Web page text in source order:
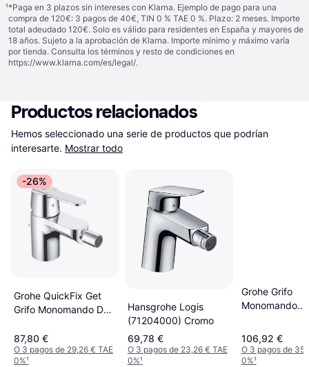
¹*Paga en 3 plazos sin intereses con Klarna. Ejemplo de pago para una
compra de 120€: 3 pagos de 40€, TIN 0 % TAE 0 %. Plazo: 2 meses. Importe
total adeudado 120€. Solo es válido para residentes en España y mayores de
18 años. Sujeto a la aprobación de Klarna. Importe mínimo y máximo varía
por tienda. Consulta los términos y resto de condiciones en
https://www.klarna.com/es/legal/.
Productos relacionados
Hemos seleccionado una serie de productos que podrían
interesarte. Mostrar todo
-26%
Grohe QuickFix Get
Grifo Monomando De
87,80 €
O 3 pagos de 29,26 € TAE
0%¹
Hansgrohe Logis
(71204000) Cromo
69,78 €
O 3 pagos de 23,26 € TAE
0%¹
Grohe Grifo
Monomando
Cromo
106,92 €
O 3 pagos de
0%¹